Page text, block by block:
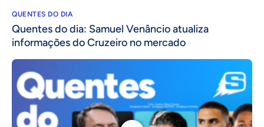
QUENTES DO DIA
Quentes do dia: Samuel Venâncio atualiza
informações do Cruzeiro no mercado